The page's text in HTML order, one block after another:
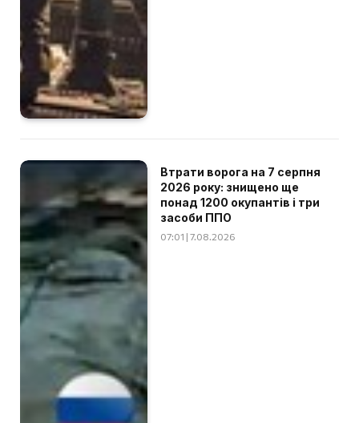
Втрати ворога на 7 серпня
2026 року: знищено ще
понад 1200 окупантів і три
засоби ППО
07:01 | 7.08.2026